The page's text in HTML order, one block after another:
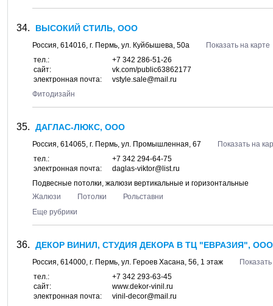
ВЫСОКИЙ СТИЛЬ, ООО
Россия, 614016, г. Пермь, ул. Куйбышева, 50а
Показать на карте
тел.:
+7 342 286-51-26
сайт:
vk.com/public63862177
электронная почта:
vstyle.sale@mail.ru
Фитодизайн
ДАГЛАС-ЛЮКС, ООО
Россия, 614065, г. Пермь, ул. Промышленная, 67
Показать на
тел.:
+7 342 294-64-75
электронная почта:
daglas-viktor@list.ru
Подвесные потолки, жалюзи вертикальные и горизонтальные
Жалюзи
Потолки
Рольставни
Еще рубрики
ДЕКОР ВИНИЛ, СТУДИЯ ДЕКОРА В ТЦ "ЕВРАЗИЯ", ООО
Россия, 614000, г. Пермь, ул. Героев Хасана, 56, 1 этаж
тел.:
+7 342 293-63-45
сайт:
www.dekor-vinil.ru
электронная почта:
vinil-decor@mail.ru